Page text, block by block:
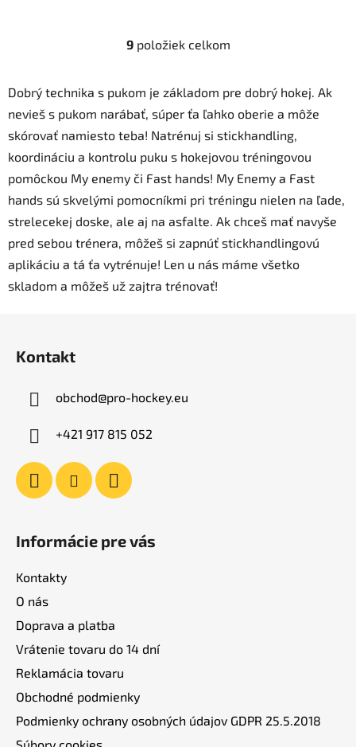
O
l
á
d
a
c
i
e
p
r
v
k
y
v
9položiek celkom
Dobrý technika s pukom je základom pre dobrý hokej. Ak
nevieš s pukom narábať, súper ťa ľahko oberie a môže
skórovať namiesto teba! Natrénuj si stickhandling,
koordináciu a kontrolu puku s hokejovou tréningovou
pomôckou My enemy či Fast hands! My Enemy a Fast
hands sú skvelými pomocníkmi pri tréningu nielen na ľade,
strelecekej doske, ale aj na asfalte. Ak chceš mať navyše
pred sebou trénera, môžeš si zapnúť stickhandlingovú
aplikáciu a tá ťa vytrénuje! Len u nás máme všetko
skladom a môžeš už zajtra trénovať!
Kontakt
obchod@pro-hockey.eu
+421 917 815 052
Informácie pre vás
Kontakty
O nás
Doprava a platba
Vrátenie tovaru do 14 dní
Reklamácia tovaru
Obchodné podmienky
Podmienky ochrany osobných údajov GDPR 25.5.2018
Súbory cookies